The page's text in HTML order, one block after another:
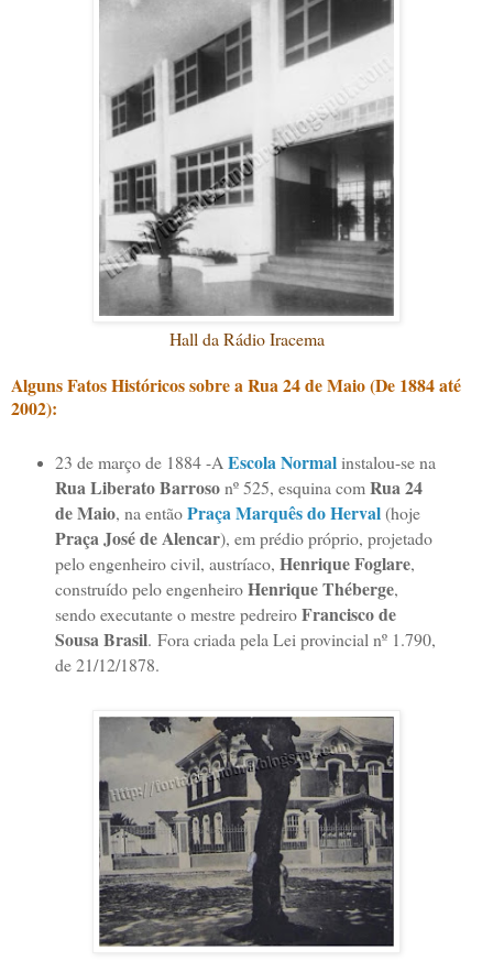
Hall da Rádio Iracema
Alguns Fatos Históricos sobre a Rua 24 de Maio (De 1884 até
2002):
23 de março de 1884 -AEscola Normalinstalou-se na
Rua Liberato Barrosonº 525, esquina comRua 24
de Maio, na entãoPraça Marquês do Herval(hoje
Praça José de Alencar), em prédio próprio, projetado
pelo engenheiro civil, austríaco, Henrique Foglare,
construído pelo engenheiroHenrique Théberge,
sendo executante o mestre pedreiroFrancisco de
Sousa Brasil. Fora criada pela Lei provincial nº 1.790,
de 21/12/1878.